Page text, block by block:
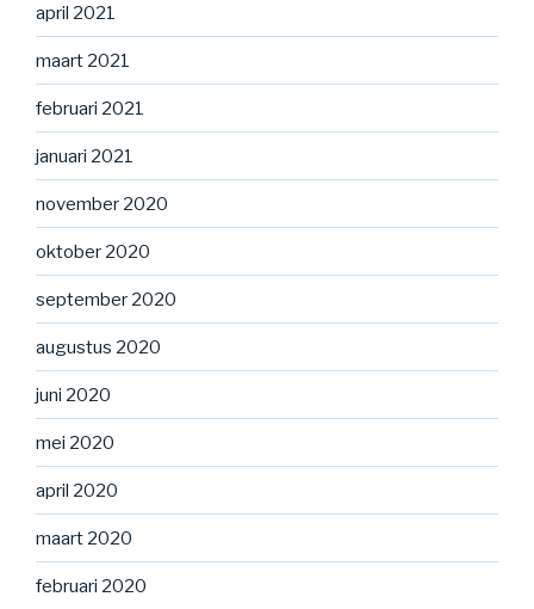
april 2021
maart 2021
februari 2021
januari 2021
november 2020
oktober 2020
september 2020
augustus 2020
juni 2020
mei 2020
april 2020
maart 2020
februari 2020